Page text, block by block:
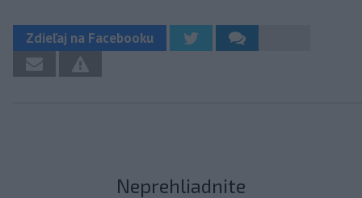
Zdieľaj na Facebooku
Neprehliadnite